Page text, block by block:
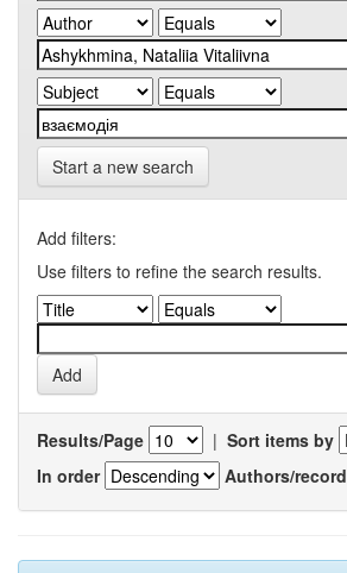
Start a new search
Add filters:
Use filters to refine the search results.
Results/Page | Sort items by
In order
Authors/record